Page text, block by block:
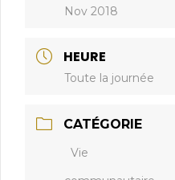
Nov 2018
HEURE
Toute la journée
CATÉGORIE
Vie